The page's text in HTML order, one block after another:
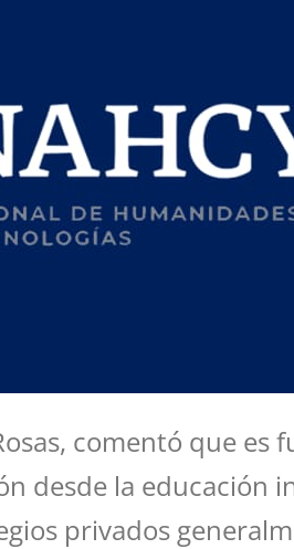
comentó que
desde la educación
privados